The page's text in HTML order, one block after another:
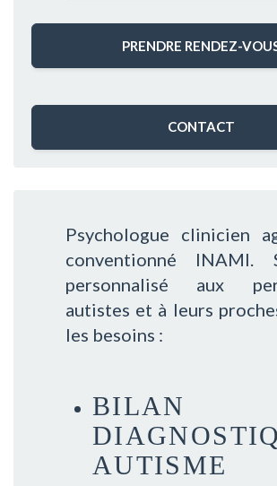
PRENDRE RENDEZ-
CONTACT
Psychologue clinicien
conventionné INAMI.
personnalisé aux
autistes et à leurs
les besoins :
BILAN
AUTISME